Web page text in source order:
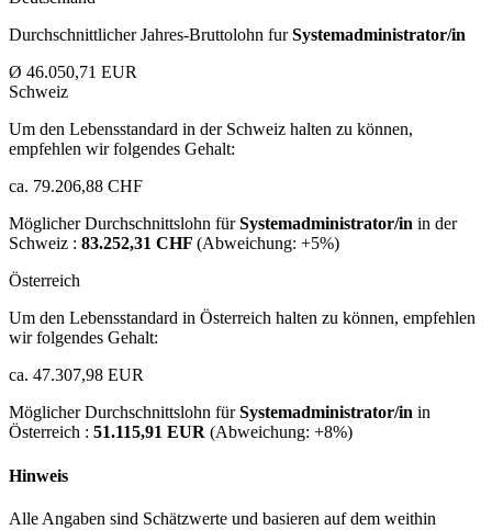
Durchschnittlicher Jahres-Bruttolohn furSystemadministrator/in
Ø 46.050,71 EUR
Schweiz
Um den Lebensstandard in der Schweiz halten zu können,
empfehlen wir folgendes Gehalt:
ca. 79.206,88 CHF
Möglicher Durchschnittslohn fürSystemadministrator/in in der
Schweiz : 83.252,31 CHF (Abweichung: +5%)
Österreich
Um den Lebensstandard in Österreich halten zu können, empfehlen
wir folgendes Gehalt:
ca. 47.307,98 EUR
Möglicher Durchschnittslohn fürSystemadministrator/in in
Österreich : 51.115,91 EUR (Abweichung: +8%)
Hinweis
Alle Angaben sind Schätzwerte und basieren auf dem weithin